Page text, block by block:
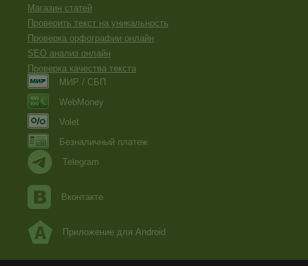
Магазин статей
Проверить текст на уникальность
Проверка орфографии онлайн
SEO анализ онлайн
Проверка качества текста
МИР / СБП
WebMoney
Volet
Безналичный платеж
Telegram
Вконтакте
Приложение для Android